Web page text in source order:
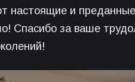
настоящие и
Спасибо за ваше